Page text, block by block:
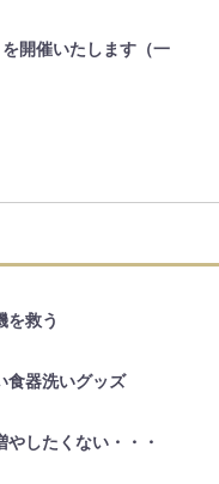
開催いたします（一
を救う
食器洗いグッズ
やしたくない・・・